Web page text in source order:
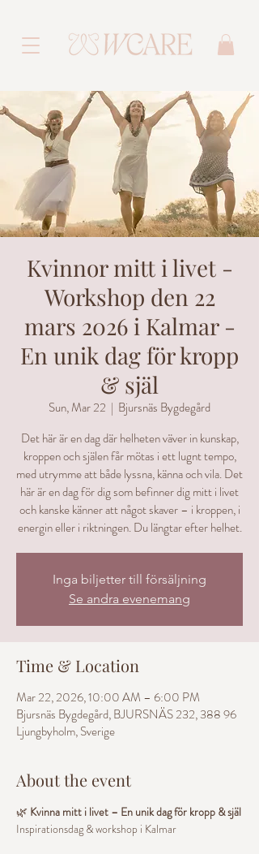
Kvinnor mitt i livet -
Workshop den 22
mars 2026 i Kalmar -
En unik dag för kropp
& själ
Sun, Mar 22
  |
Bjursnäs Bygdegård
Det här är en dag där helheten väver in kunskap,
kroppen och själen får mötas i ett lugnt tempo,
med utrymme att både lyssna, känna och vila. Det
här är en dag för dig som befinner dig mitt i livet
och kanske känner att något skaver – i kroppen, i
energin eller i riktningen. Du längtar efter helhet.
Inga biljetter till försäljning
Se andra evenemang
Time & Location
Mar 22, 2026, 10:00 AM – 6:00 PM
Bjursnäs Bygdegård, BJURSNÄS 232, 388 96
Ljungbyholm, Sverige
About the event
🌿 Kvinna mitt i livet – En unik dag för kropp & själ
Inspirationsdag & workshop i Kalmar